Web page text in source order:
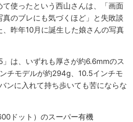
使ったという西山さんは、「画面
のブレにも気づくほど」と失敗談
昨年10月に誕生した娘さんの写真
」は、いずれも厚さが約6.6mmのス
チモデルが約294g、10.5インチモ
ンに入れて持ち歩いても苦にならな
ドット）のスーパー有機